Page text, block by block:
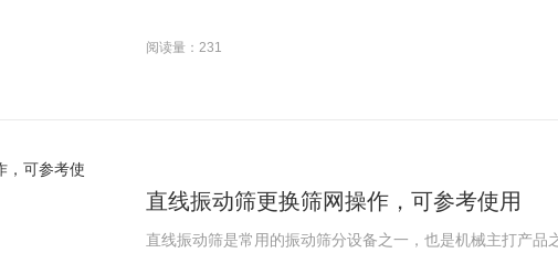
阅读量：231
直线振动筛更换筛网操作，可参考使用
直线振动筛是常用的振动筛分设备之一，也是机械主打产